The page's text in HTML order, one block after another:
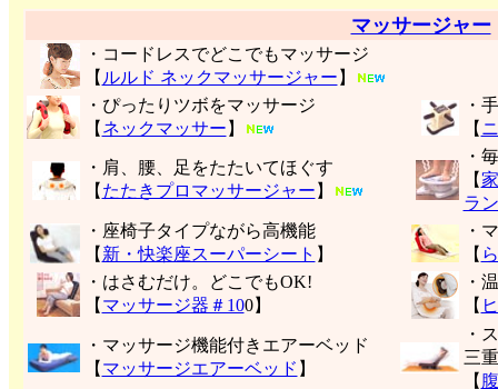
マッサージャー
・コードレスでどこでもマッサージ
【 ルルド ネックマッサージャー 】
・ぴったりツボをマッサージ
【 ネックマッサー 】
・
【
・肩、腰、足をたたいてほぐす
【 たたきプロマッサージャー 】
・
【
ラ
・座椅子タイプながら高機能
【 新・快楽座スーパーシート 】
・
【
・はさむだけ。どこでもOK!
【 マッサージ器＃100】
・
【
・マッサージ機能付きエアーベッド
【 マッサージエアーベッド 】
・
三
【